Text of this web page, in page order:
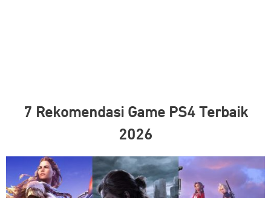
7 Rekomendasi Game PS4 Terbaik
2026